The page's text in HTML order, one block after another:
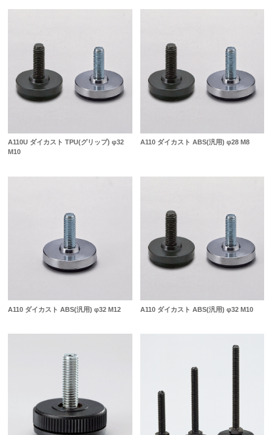
A110U ダイカスト TPU(グリップ) φ32
M10
A110 ダイカスト ABS(汎用) φ28 M8
A110 ダイカスト ABS(汎用) φ32 M12 A110 ダイカスト ABS(汎用) φ32 M10